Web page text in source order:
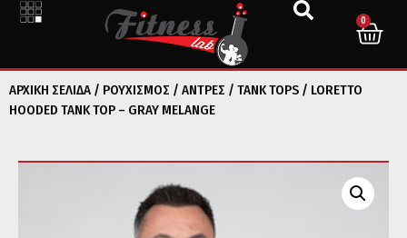
0
ΑΡΧΙΚΉ ΣΕΛΊΔΑ / ΡΟΥΧΙΣΜΟΣ / ΑΝΤΡΕΣ / TANK TOPS / LORETTO
HOODED TANK TOP – GRAY MELANGE